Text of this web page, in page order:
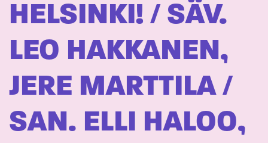
HELSINKI! / SÄV.
LEO HAKKANEN,
JERE MARTTILA /
SAN. ELLI HALOO,